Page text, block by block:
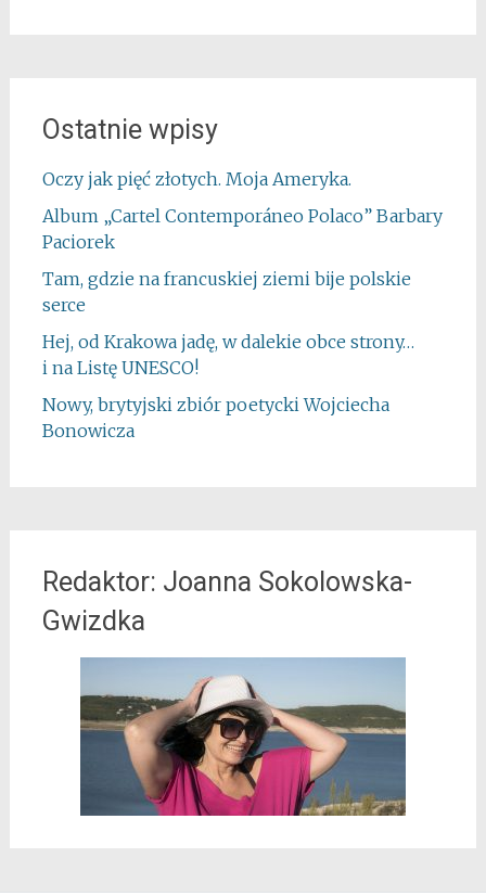
Ostatnie wpisy
Oczy jak pięć złotych. Moja Ameryka.
Album „Cartel Contemporáneo Polaco” Barbary
Paciorek
Tam, gdzie na francuskiej ziemi bije polskie
serce
Hej, od Krakowa jadę, w dalekie obce strony…
i na Listę UNESCO!
Nowy, brytyjski zbiór poetycki Wojciecha
Bonowicza
Redaktor: Joanna Sokolowska-
Gwizdka